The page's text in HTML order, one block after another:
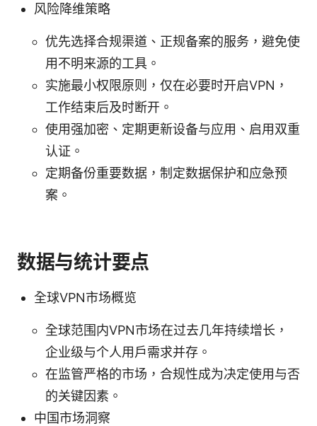
风险降维策略
优先选择合规渠道、正规备案的服务，避免使
用不明来源的工具。
实施最小权限原则，仅在必要时开启VPN，
工作结束后及时断开。
使用强加密、定期更新设备与应用、启用双重
认证。
定期备份重要数据，制定数据保护和应急预
案。
数据与统计要点
全球VPN市场概览
全球范围内VPN市场在过去几年持续增长，
企业级与个人用户需求并存。
在监管严格的市场，合规性成为决定使用与否
的关键因素。
中国市场洞察